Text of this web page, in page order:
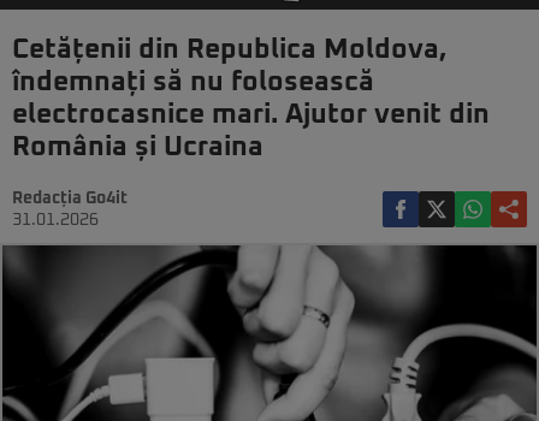
Cetățenii din Republica Moldova,
îndemnați să nu folosească
electrocasnice mari. Ajutor venit din
România și Ucraina
Redacția Go4it
31.01.2026